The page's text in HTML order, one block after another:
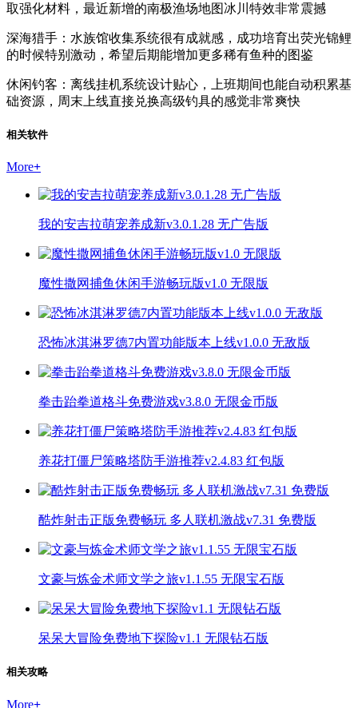
取强化材料，最近新增的南极渔场地图冰川特效非常震撼
深海猎手：水族馆收集系统很有成就感，成功培育出荧光锦鲤
的时候特别激动，希望后期能增加更多稀有鱼种的图鉴
休闲钓客：离线挂机系统设计贴心，上班期间也能自动积累基
础资源，周末上线直接兑换高级钓具的感觉非常爽快
相关软件
More+
我的安吉拉萌宠养成新v3.0.1.28 无广告版
魔性撒网捕鱼休闲手游畅玩版v1.0 无限版
恐怖冰淇淋罗德7内置功能版本上线v1.0.0 无敌版
拳击跆拳道格斗免费游戏v3.8.0 无限金币版
养花打僵尸策略塔防手游推荐v2.4.83 红包版
酷炸射击正版免费畅玩 多人联机激战v7.31 免费版
文豪与炼金术师文学之旅v1.1.55 无限宝石版
呆呆大冒险免费地下探险v1.1 无限钻石版
相关攻略
More+